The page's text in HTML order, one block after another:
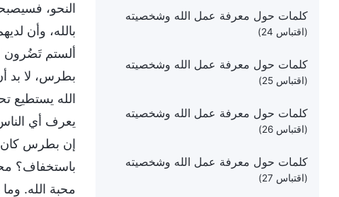
كلمات حول معرفة عمل الله وشخصيته
(اقتباس 24)
كلمات حول معرفة عمل الله وشخصيته
(اقتباس 25)
كلمات حول معرفة عمل الله وشخصيته
(اقتباس 26)
كلمات حول معرفة عمل الله وشخصيته
(اقتباس 27)
النحو،
بالله، وأن
ألستم تَضُرون
بطرس، لا بد
الله يستطيع
يعرف أي
إن بطرس كان
باستخفاف؟
محبة الله.